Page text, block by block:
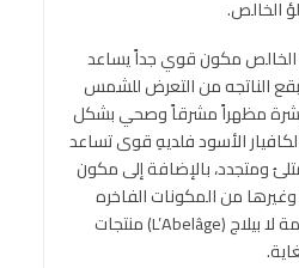
الخالص مكون قوي جداً يساعد
الناتجه من التعرض للشمس
مظهراً مشرقاً وصحي بشكل
الأسود فلديهِ قوى تساعد
ومتجدد، بالإضافة إلى مكون
24 قيراط وغيرها من المكونات الفاخره
المختارة بعناية، تقدم علامة لا بيلاج (L’Abelâge) منتجات